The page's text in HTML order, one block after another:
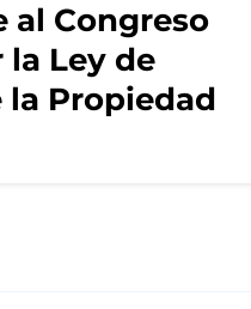
al Congreso
Ley de
Propiedad